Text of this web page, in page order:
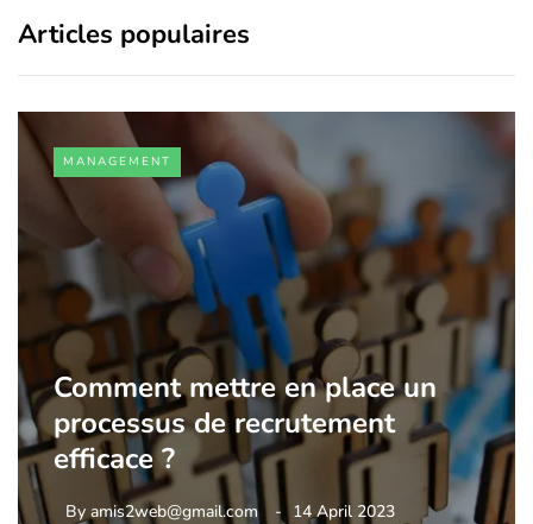
Articles populaires
MANAGEMENT
Comment mettre en place un
processus de recrutement
efficace ?
By amis2web@gmail.com 14 April 2023